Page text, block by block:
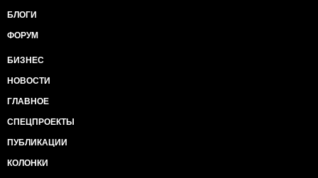
БЛОГИ
ФОРУМ
БИЗНЕС
НОВОСТИ
ГЛАВНОЕ
СПЕЦПРОЕКТЫ
ПУБЛИКАЦИИ
КОЛОНКИ